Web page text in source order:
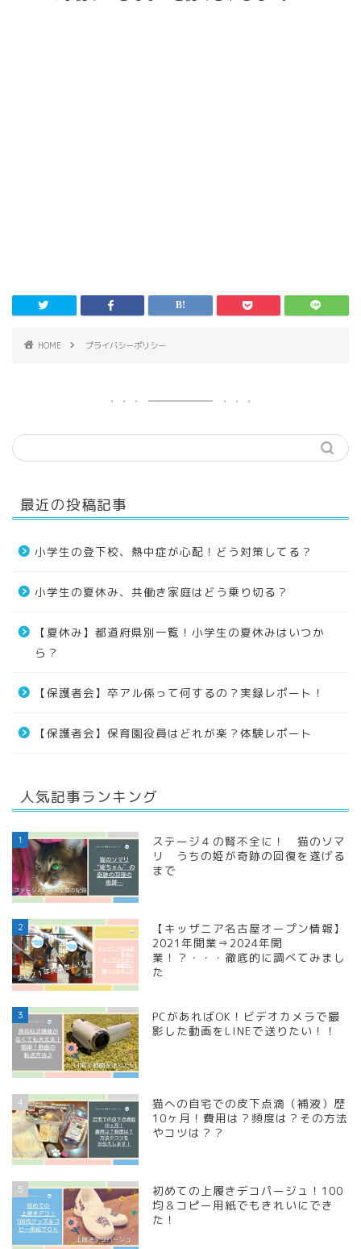
HOME プライバシーポリシー
最近の投稿記事
小学生の登下校、熱中症が心配！どう対策してる？
小学生の夏休み、共働き家庭はどう乗り切る？
【夏休み】都道府県別一覧！小学生の夏休みはいつか
ら？
【保護者会】卒アル係って何するの？実録レポート！
【保護者会】保育園役員はどれが楽？体験レポート
人気記事ランキング
1
ステージ４の腎不全に！ 猫のソマ
リ うちの姫が奇跡の回復を遂げる
まで
2
【キッザニア名古屋オープン情報】
2021年開業⇒2024年開
業！？・・・徹底的に調べてみまし
た
3
PCがあればOK！ビデオカメラで撮
影した動画をLINEで送りたい！！
4
猫への自宅での皮下点滴（補液）歴
10ヶ月！費用は？頻度は？その方法
やコツは？？
5
初めての上履きデコパージュ！100
均＆コピー用紙でもきれいにでき
た！